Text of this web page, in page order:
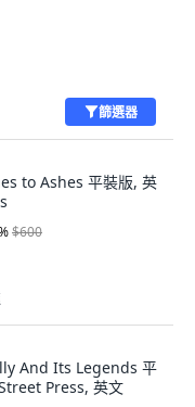
篩選器
to Ashes 平裝版, 英
$600
And Its Legends 平
Press, 英文